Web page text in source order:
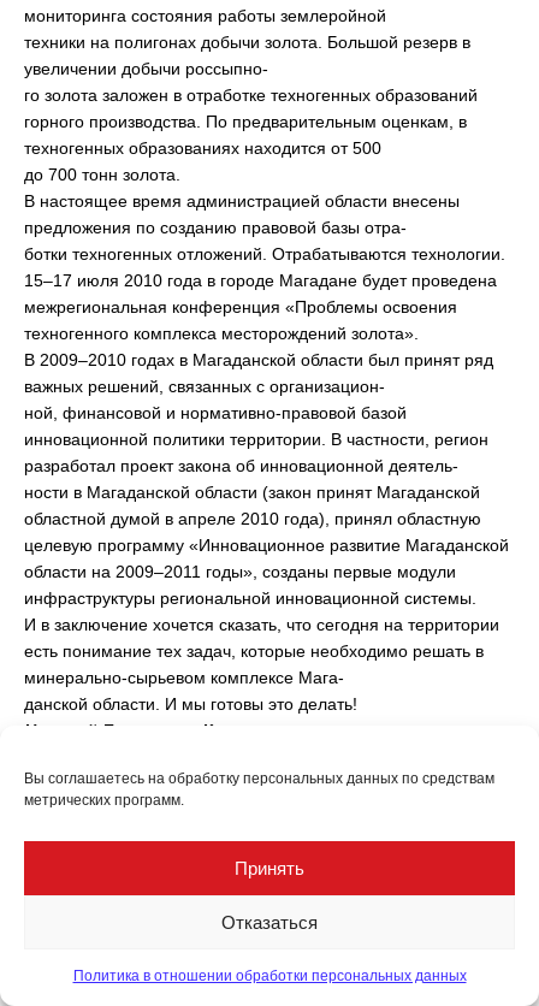
Вы соглашаетесь на обработку персональных данных по средствам
метрических программ.
Принять
Отказаться
Политика в отношении обработки персональных данных
мониторинга состояния работы землеройной
техники на полигонах добычи золота. Большой резерв в
увеличении добычи россыпно-
го золота заложен в отработке техногенных образований
горного производства. По предварительным оценкам, в
техногенных образованиях находится от 500
до 700 тонн золота.
В настоящее время администрацией области внесены
предложения по созданию правовой базы отра-
ботки техногенных отложений. Отрабатываются технологии.
15–17 июля 2010 года в городе Магадане будет проведена
межрегиональная конференция «Проблемы освоения
техногенного комплекса месторождений золота».
В 2009–2010 годах в Магаданской области был принят ряд
важных решений, связанных с организацион-
ной, финансовой и нормативно-правовой базой
инновационной политики территории. В частности, регион
разработал проект закона об инновационной деятель-
ности в Магаданской области (закон принят Магаданской
областной думой в апреле 2010 года), принял областную
целевую программу «Инновационное развитие Магаданской
области на 2009–2011 годы», созданы первые модули
инфраструктуры региональной инновационной системы.
И в заключение хочется сказать, что сегодня на территории
есть понимание тех задач, которые необходимо решать в
минерально-сырьевом комплексе Мага-
данской области. И мы готовы это делать!
Николай Борисович Карпенко,
области
Поделиться статьёй